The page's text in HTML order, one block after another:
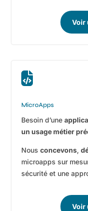
Voir

MicroApps
Besoin d’une
un usage métier
Nousconcevons,
microapps sur
sécurité et une
Voir